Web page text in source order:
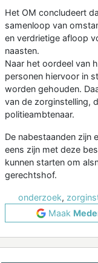
Het OM concludeert
samenloop van
en verdrietige afloop
naasten.
Naar het oordeel van
personen hiervoor in
worden gehouden.
van de zorginstelling,
politieambtenaar.
De nabestaanden zijn
eens zijn met deze
kunnen starten om
gerechtshof.
onderzoek,
Maak